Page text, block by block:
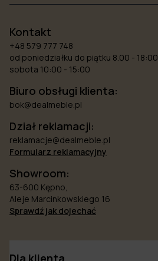
Kontakt
+48 579 777 748
od poniedziałku do piątku 8.00 - 18:00
sobota 10:00 - 15:00
Biuro obsługi klienta:
bok@dealmeble.pl
Dział reklamacji:
reklamacje@dealmeble.pl
Formularz reklamacyjny
Showroom:
63-600 Kępno,
Aleje Marcinkowskiego 16
Sprawdź jak dojechać
Dla klienta